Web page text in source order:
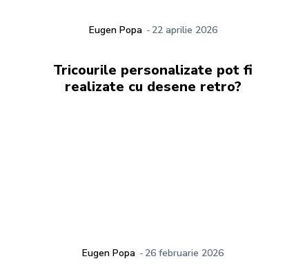
Eugen Popa - 22 aprilie 2026
Tricourile personalizate pot fi
realizate cu desene retro?
Eugen Popa - 26 februarie 2026